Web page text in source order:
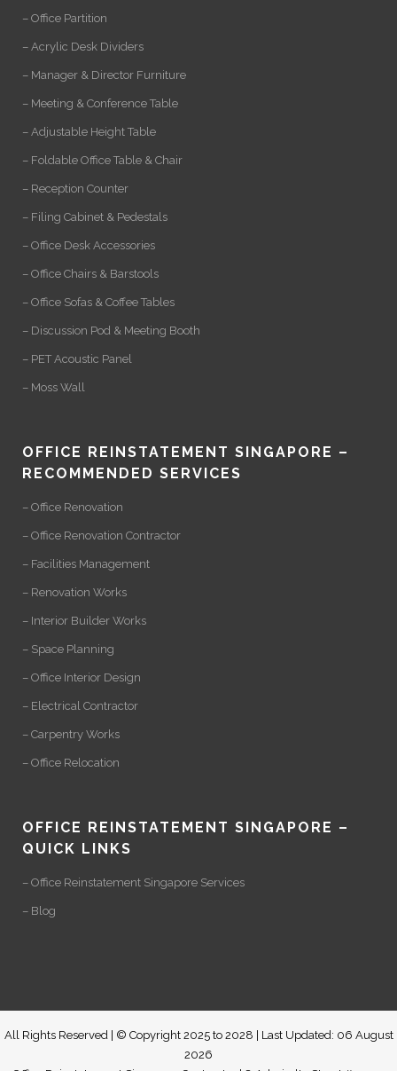
– Office Partition
– Acrylic Desk Dividers
– Manager & Director Furniture
– Meeting & Conference Table
– Adjustable Height Table
– Foldable Office Table & Chair
– Reception Counter
– Filing Cabinet & Pedestals
– Office Desk Accessories
– Office Chairs & Barstools
– Office Sofas & Coffee Tables
– Discussion Pod & Meeting Booth
– PET Acoustic Panel
– Moss Wall
OFFICE REINSTATEMENT SINGAPORE –
RECOMMENDED SERVICES
– Office Renovation
– Office Renovation Contractor
– Facilities Management
– Renovation Works
– Interior Builder Works
– Space Planning
– Office Interior Design
– Electrical Contractor
– Carpentry Works
– Office Relocation
OFFICE REINSTATEMENT SINGAPORE –
QUICK LINKS
– Office Reinstatement Singapore Services
– Blog
All Rights Reserved | © Copyright 2025 to 2028 | Last Updated: 06 August
2026